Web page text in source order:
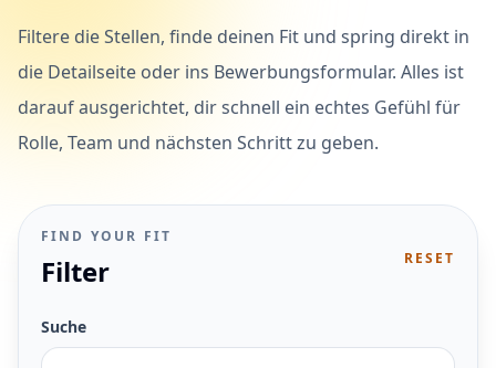
Filtere die Stellen, finde deinen Fit und spring direkt in
die Detailseite oder ins Bewerbungsformular. Alles ist
darauf ausgerichtet, dir schnell ein echtes Gefühl für
Rolle, Team und nächsten Schritt zu geben.
FIND YOUR FIT
Filter RESET
Suche